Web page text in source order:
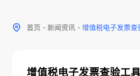
首页 - 新闻资讯 - 增值税电子发票查
增值税电子发票查验工